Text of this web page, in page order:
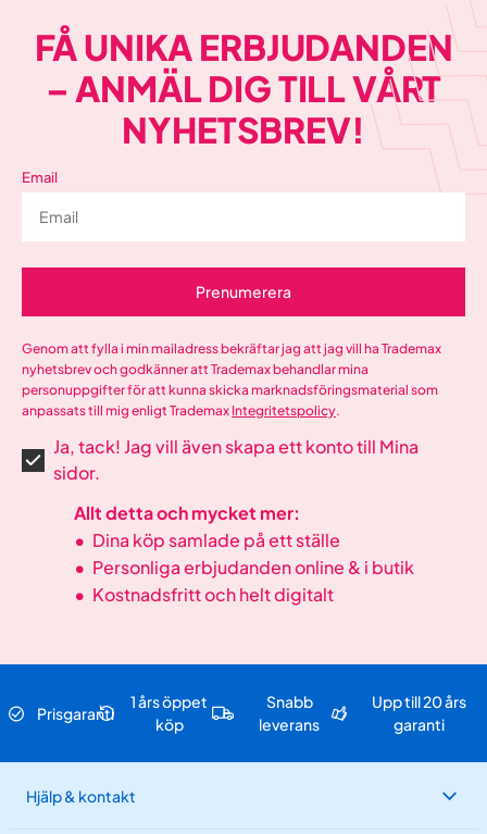
FÅ UNIKA ERBJUDANDEN
– ANMÄL DIG TILL VÅRT
NYHETSBREV!
Email
Prenumerera
Genom att fylla i min mailadress bekräftar jag att jag vill ha Trademax
nyhetsbrev och godkänner att Trademax behandlar mina
personuppgifter för att kunna skicka marknadsföringsmaterial som
anpassats till mig enligt Trademax Integritetspolicy.
Ja, tack! Jag vill även skapa ett konto till Mina
sidor.
Allt detta och mycket mer:
• Dina köp samlade på ett ställe
• Personliga erbjudanden online & i butik
• Kostnadsfritt och helt digitalt
Prisgaranti
1 års öppet
köp
Snabb
leverans
Upp till 20 års
garanti
Hjälp & kontakt